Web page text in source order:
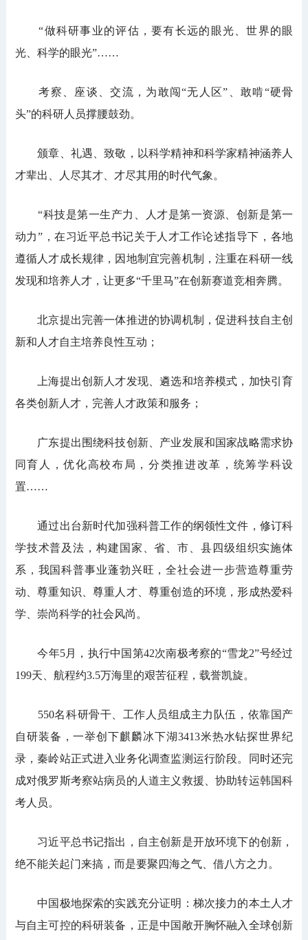
“做科研事业的评估，要有长远的眼光、世界的眼
光、科学的眼光”……
考察、座谈、交流，为敢闯“无人区”、敢啃“硬骨
头”的科研人员撑腰鼓劲。
颁章、礼遇、致敬，以科学精神和科学家精神涵养人
才辈出、人尽其才、才尽其用的时代气象。
“科技是第一生产力、人才是第一资源、创新是第一
动力”，在习近平总书记关于人才工作论述指导下，各地
遵循人才成长规律，因地制宜完善机制，注重在科研一线
发现和培养人才，让更多“千里马”在创新赛道竞相奔腾。
北京提出完善一体推进的协调机制，促进科技自主创
新和人才自主培养良性互动；
上海提出创新人才发现、遴选和培养模式，加快引育
各类创新人才，完善人才政策和服务；
广东提出围绕科技创新、产业发展和国家战略需求协
同育人，优化高校布局，分类推进改革，统筹学科设
置……
通过出台新时代加强科普工作的纲领性文件，修订科
学技术普及法，构建国家、省、市、县四级组织实施体
系，我国科普事业蓬勃兴旺，全社会进一步营造尊重劳
动、尊重知识、尊重人才、尊重创造的环境，形成热爱科
学、崇尚科学的社会风尚。
今年5月，执行中国第42次南极考察的“雪龙2”号经过
199天、航程约3.5万海里的艰苦征程，载誉凯旋。
550名科研骨干、工作人员组成主力队伍，依靠国产
自研装备，一举创下麒麟冰下湖3413米热水钻探世界纪
录，秦岭站正式进入业务化调查监测运行阶段。同时还完
成对俄罗斯考察站病员的人道主义救援、协助转运韩国科
考人员。
习近平总书记指出，自主创新是开放环境下的创新，
绝不能关起门来搞，而是要聚四海之气、借八方之力。
中国极地探索的实践充分证明：梯次接力的本土人才
与自主可控的科研装备，正是中国敞开胸怀融入全球创新